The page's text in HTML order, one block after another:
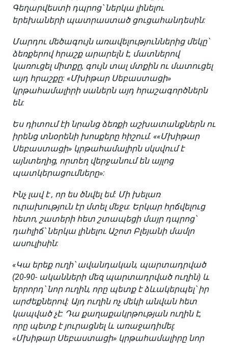
Գեղարվեստի դպրոց՝ ներկա լինելու
երեխաների պատրաստած ցուցահանդեսին:
Մարդու մեծագույն առավելություններից մեկը՝
ձեռքերով հրաշք արարելն է, մատներով
կառուցել միտքը, գույն տալ մտքին ու մատուցել
այդ հրաշքը: «Մխիթար Սեբաստացի»
կրթահամալիրի սաներն այդ հրաշագործներն
են:
Ես դիտում էի նրանց ձեռքի աշխատանքներն ու
իրենց տնօրենի խոսքերը հիշում. ««Մխիթար
Սեբաստացի» կրթահամալիրն սկսվում է
այնտեղից, որտեղ վերջանում են այլոց
պատկերացումները»:
Ինչ լավ է , որ ես ծնվել եմ: Մի խելառ
ուրախություն էր մտել մեջս: Երկար հրճվելուց
հետո, շատերի հետ շտապեցի մայր դպրոց՝
դահլիճ՝ ներկա լինելու Աշոտ Բլեյանի մամլո
ասուլիսին:
«Կա երեք ուղի՝ ավանդական, պարտադրված
(20-90- ականների մեզ պարտադրված ուղին) և
երրորդ՝ նոր ուղին, որը պետք է ձևակերպել՝ իր
արժեքներով: Այդ ուղին ոչ մեկի անվան հետ
կապված չէ: Դա քաղաքակրթության ուղին է,
որը պետք է յուրացնել և առաջադիմել:
«Մխիթար Սեբաստացի» կրթահամալիրը նոր